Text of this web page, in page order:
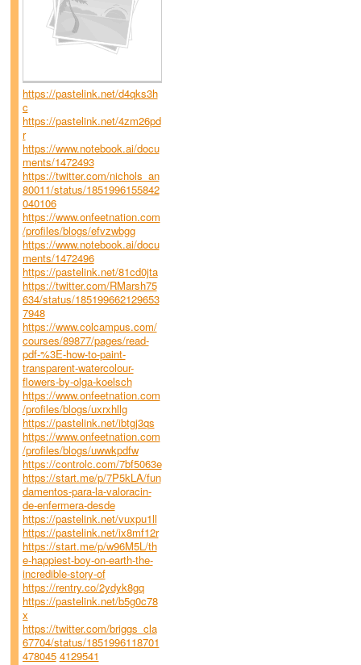
https://pastelink.net/d4qks3h
c
https://pastelink.net/4zm26pd
r
https://www.notebook.ai/docu
ments/1472493
https://twitter.com/nichols_an
80011/status/1851996155842
040106
https://www.onfeetnation.com
/profiles/blogs/efvzwbgg
https://www.notebook.ai/docu
ments/1472496
https://pastelink.net/81cd0jta
https://twitter.com/RMarsh75
634/status/185199662129653
7948
https://www.colcampus.com/
courses/89877/pages/read-
pdf-%3E-how-to-paint-
transparent-watercolour-
flowers-by-olga-koelsch
https://www.onfeetnation.com
/profiles/blogs/uxrxhllg
https://pastelink.net/ibtgj3qs
https://www.onfeetnation.com
/profiles/blogs/uwwkpdfw
https://controlc.com/7bf5063e
https://start.me/p/7P5kLA/fun
damentos-para-la-valoracin-
de-enfermera-desde
https://pastelink.net/vuxpu1ll
https://pastelink.net/ix8mf12r
https://start.me/p/w96M5L/th
e-happiest-boy-on-earth-the-
incredible-story-of
https://rentry.co/2ydyk8gq
https://pastelink.net/b5g0c78
x
https://twitter.com/briggs_cla
67704/status/1851996118701
478045 4129541